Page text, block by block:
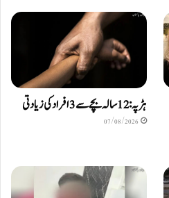
ہڑپہ: 12 سالہ بچے سے 3 افراد کی زیادتی
07/08/2026